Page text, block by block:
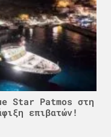
Star Patmos στη
επιβατών!